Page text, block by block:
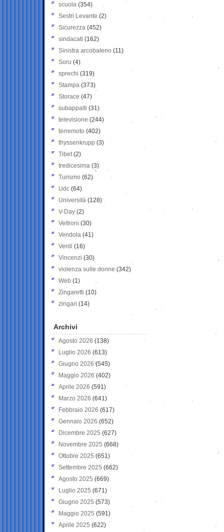
scuola (354)
Sestri Levante (2)
Sicurezza (452)
sindacati (162)
Sinistra arcobaleno (11)
Soru (4)
sprechi (319)
Stampa (373)
Storace (47)
subappalti (31)
televisione(244)
terremoto (402)
thyssenkrupp (3)
Tibet(2)
tredicesima (3)
Turismo (62)
Udc (64)
Università (128)
V-Day (2)
Veltroni (30)
Vendola (41)
Verdi (16)
Vincenzi (30)
violenza sulle donne (342)
Web (1)
Zingaretti (10)
zingari (14)
Archivi
Agosto 2026 (138)
Luglio 2026 (613)
Giugno 2026 (545)
Maggio 2026 (402)
Aprile 2026 (591)
Marzo 2026 (641)
Febbraio 2026 (617)
Gennaio 2026 (652)
Dicembre 2025 (627)
Novembre 2025 (668)
Ottobre 2025 (651)
Settembre 2025 (662)
Agosto 2025 (669)
Luglio 2025 (671)
Giugno 2025 (573)
Maggio 2025 (591)
Aprile 2025 (622)